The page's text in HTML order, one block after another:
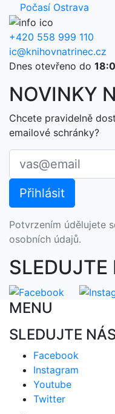
Počasí Ostrava
+420 558 999 110
ic@knihovnatrinec.cz
Dnes otevřeno do
NOVINKY
Chcete pravidelně
emailové schránky?
Potvrzením údělujete
osobních údajů.
SLEDUJTE
MENU
SLEDUJTE
Facebook
Instagram
Youtube
Twitter